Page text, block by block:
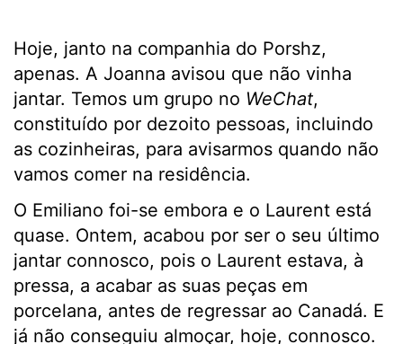
Hoje, janto na companhia do Porshz,
apenas. A Joanna avisou que não vinha
jantar. Temos um grupo no WeChat,
constituído por dezoito pessoas, incluindo
as cozinheiras, para avisarmos quando não
vamos comer na residência.
O Emiliano foi-se embora e o Laurent está
quase. Ontem, acabou por ser o seu último
jantar connosco, pois o Laurent estava, à
pressa, a acabar as suas peças em
porcelana, antes de regressar ao Canadá. E
já não conseguiu almoçar, hoje, connosco.